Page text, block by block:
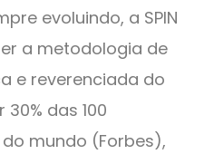
evoluindo, a SPIN
a metodologia de
e reverenciada do
das 100
mundo (Forbes),